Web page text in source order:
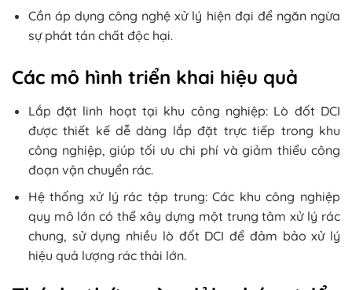
Cần áp dụng công nghệ xử lý hiện đại để ngăn ngừa
sự phát tán chất độc hại.
Các mô hình triển khai hiệu quả
Lắp đặt linh hoạt tại khu công nghiệp: Lò đốt DCI
được thiết kế dễ dàng lắp đặt trực tiếp trong khu
công nghiệp, giúp tối ưu chi phí và giảm thiểu công
đoạn vận chuyển rác.
Hệ thống xử lý rác tập trung: Các khu công nghiệp
quy mô lớn có thể xây dựng một trung tâm xử lý rác
chung, sử dụng nhiều lò đốt DCI để đảm bảo xử lý
hiệu quả lượng rác thải lớn.